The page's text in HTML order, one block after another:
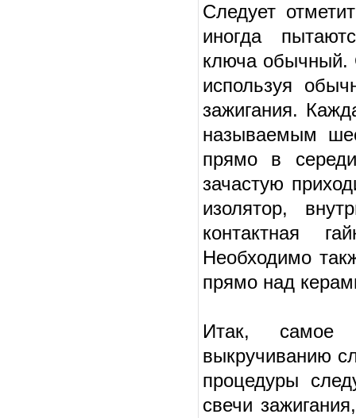
Следует
иногда
ключа обычный.
используя
зажигания.
называемым
прямо в
зачастую
изолятор,
контактная
Необходимо
прямо над
Итак, самое
выкручиванию
процедуры
свечи